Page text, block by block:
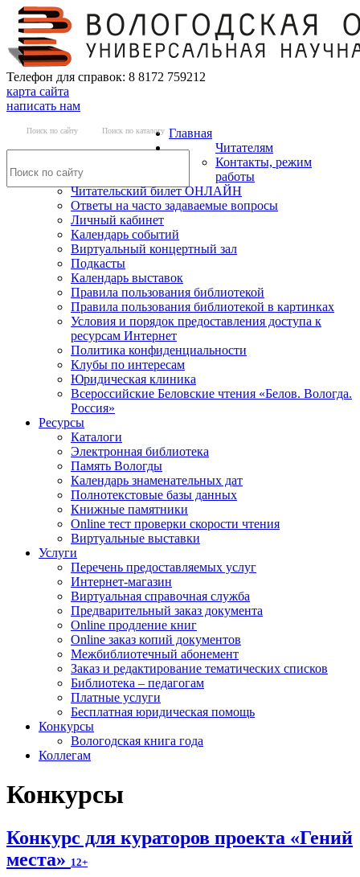
Телефон для справок: 8 8172 759212
карта сайта
написать нам
Поиск по сайту Поиск по каталогу Главная
Читателям
Контакты, режим
работы
Читательский билет ОНЛАЙН
Ответы на часто задаваемые вопросы
Личный кабинет
Календарь событий
Виртуальный концертный зал
Подкасты
Календарь выставок
Правила пользования библиотекой
Правила пользования библиотекой в картинках
Условия и порядок предоставления доступа к
ресурсам Интернет
Политика конфиденциальности
Клубы по интересам
Юридическая клиника
Всероссийские Беловские чтения «Белов. Вологда.
Россия»
Ресурсы
Каталоги
Электронная библиотека
Память Вологды
Календарь знаменательных дат
Полнотекстовые базы данных
Книжные памятники
Online тест проверки скорости чтения
Виртуальные выставки
Услуги
Перечень предоставляемых услуг
Интернет-магазин
Виртуальная справочная служба
Предварительный заказ документа
Online продление книг
Online заказ копий документов
Межбиблиотечный абонемент
Заказ и редактирование тематических списков
Библиотека – педагогам
Платные услуги
Бесплатная юридическая помощь
Конкурсы
Вологодская книга года
Коллегам
Конкурсы
Конкурс для кураторов проекта «Гений
места» 12+